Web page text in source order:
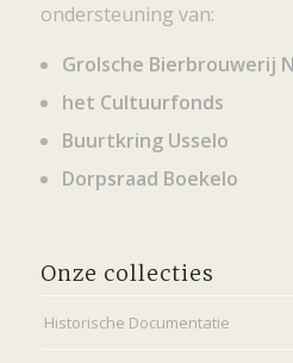
ondersteuning van:
Grolsche Bierbrouwerij
het Cultuurfonds
Buurtkring Usselo
Dorpsraad Boekelo
Onze collecties
Historische Documentatie